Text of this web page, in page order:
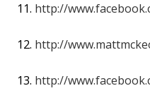
11. http://
12. http://
13. http://